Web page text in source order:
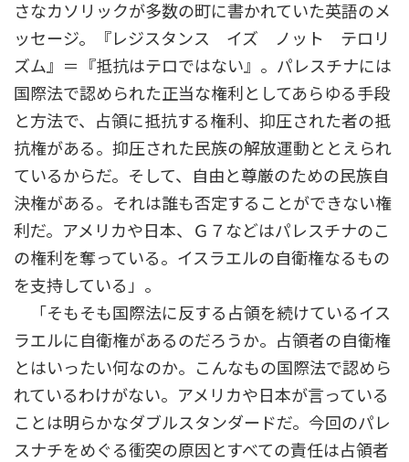
さなカソリックが多数の町に書かれていた英語のメ
ッセージ。『レジスタンス イズ ノット テロリ
ズム』＝『抵抗はテロではない』。パレスチナには
国際法で認められた正当な権利としてあらゆる手段
と方法で、占領に抵抗する権利、抑圧された者の抵
抗権がある。抑圧された民族の解放運動ととえられ
ているからだ。そして、自由と尊厳のための民族自
決権がある。それは誰も否定することができない権
利だ。アメリカや日本、Ｇ７などはパレスチナのこ
の権利を奪っている。イスラエルの自衛権なるもの
を支持している」。
「そもそも国際法に反する占領を続けているイス
ラエルに自衛権があるのだろうか。占領者の自衛権
とはいったい何なのか。こんなもの国際法で認めら
れているわけがない。アメリカや日本が言っている
ことは明らかなダブルスタンダードだ。今回のパレ
スナチをめぐる衝突の原因とすべての責任は占領者